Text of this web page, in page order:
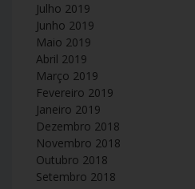
Julho 2019
Junho 2019
Maio 2019
Abril 2019
Março 2019
Fevereiro 2019
Janeiro 2019
Dezembro 2018
Novembro 2018
Outubro 2018
Setembro 2018